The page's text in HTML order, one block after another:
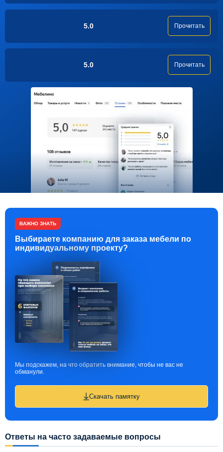
5.0 Прочитать
5.0 Прочитать
ВАЖНО ЗНАТЬ
Выбираете компанию для заказа мебели по
индивидуальному проекту?
Мы подскажем, на что обратить внимание, чтобы не вас не
обманули.
Скачать памятку
Ответы на часто задаваемые вопросы